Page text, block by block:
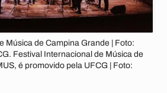
Música de Campina Grande | Foto:
Festival Internacional de Música de
é promovido pela UFCG | Foto: